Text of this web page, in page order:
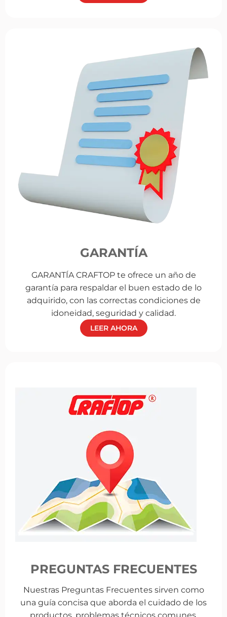
GARANTÍA
GARANTÍA CRAFTOP te ofrece un año de
garantía para respaldar el buen estado de lo
adquirido, con las correctas condiciones de
idoneidad, seguridad y calidad.
LEER AHORA
PREGUNTAS FRECUENTES
Nuestras Preguntas Frecuentes sirven como
una guía concisa que aborda el cuidado de los